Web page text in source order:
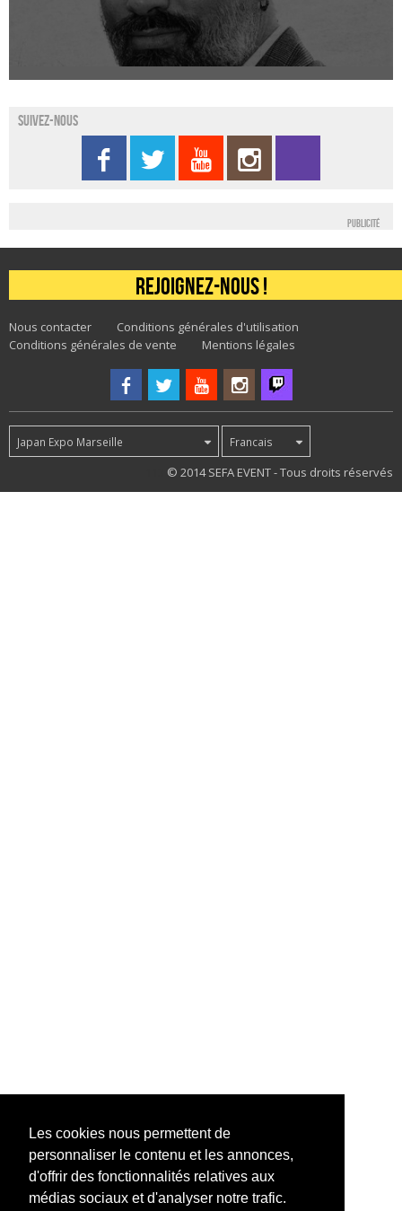
Les cookies nous permettent de
personnaliser le contenu et les annonces,
d'offrir des fonctionnalités relatives aux
médias sociaux et d'analyser notre trafic.
Suivez-nous
Publicité
Rejoignez-nous !
Nous contacter
Conditions générales d'utilisation
Conditions générales de vente
Mentions légales
Japan Expo Marseille Francais
© 2014 SEFA EVENT - Tous droits réservés